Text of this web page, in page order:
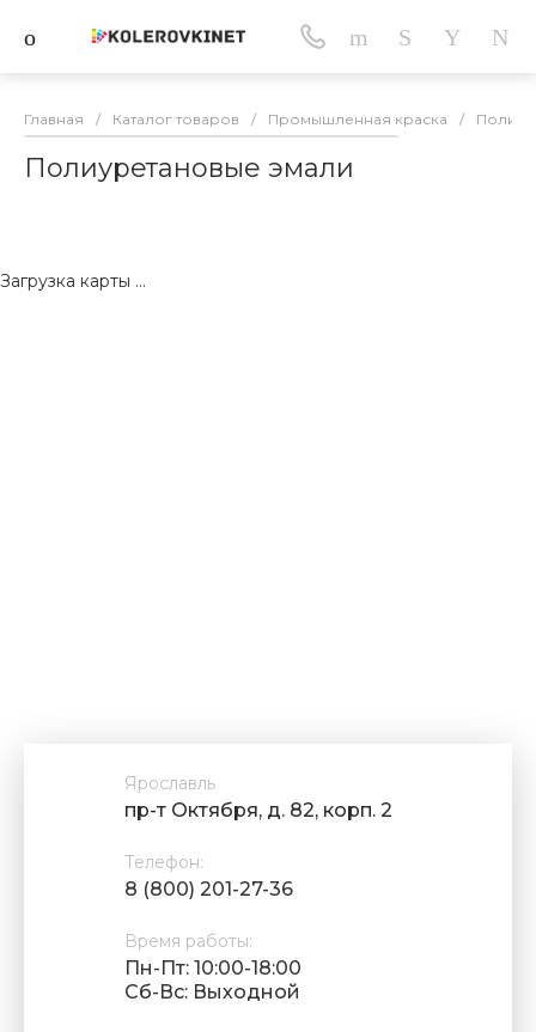
Главная / Каталог товаров / Промышленная краска /
Полиуретановые эмали
Загрузка карты ...
Ярославль
пр-т Октября, д. 82, корп. 2
Телефон:
8 (800) 201-27-36
Время работы:
Пн-Пт: 10:00-18:00
Cб-Вс: Выходной